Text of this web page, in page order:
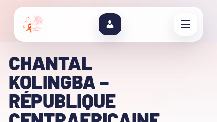
CHANTAL
KOLINGBA –
RÉPUBLIQUE